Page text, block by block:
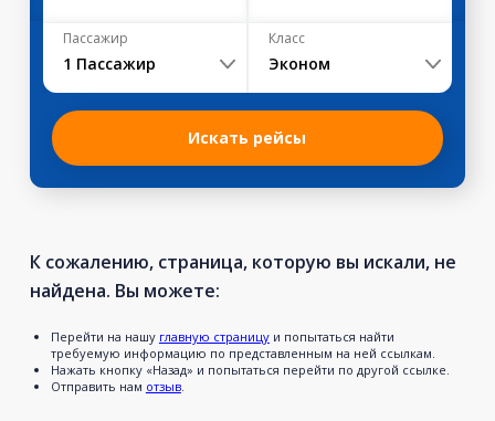
Пассажир
1 Пассажир
Класс
Эконом
Искать рейсы
К сожалению, страница, которую вы искали, не
найдена. Вы можете:
Перейти на нашу главную страницуи попытаться найти
требуемую информацию по представленным на ней ссылкам.
Нажать кнопку «Назад» и попытаться перейти по другой ссылке.
Отправить нам отзыв.